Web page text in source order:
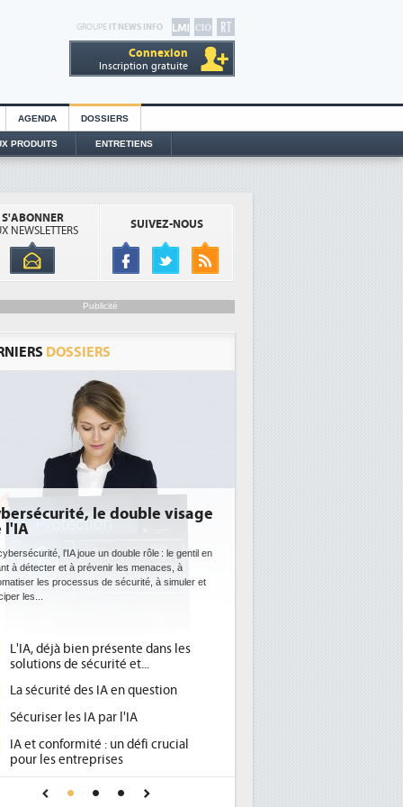
GROUPE IT NEWS INFO
Connexion
Inscription gratuite
AGENDA DOSSIERS
PRODUITS ENTRETIENS
S'ABONNER
NEWSLETTERS
SUIVEZ-NOUS
Publicité
DOSSIERS
l'efficacité énergétique
une obligation pour les
datacenters plus durables et plus efficaces, c'est
recherchent les pouvoirs publics européens
la mise en oeuvre de la nouvelle Directive sur
Qu'est-ce que la DEE (directive
d'efficacité énergétique) ?
DEE, une pression administrative
place pour répondre à...
Phocea DC dans les cordes pour la